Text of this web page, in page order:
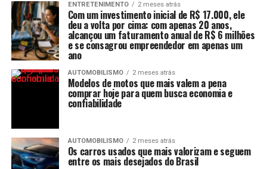
ENTRETENIMENTO 2 meses atrás
Com um investimento inicial de R$ 17.000, ele
deu a volta por cima: com apenas 20 anos,
alcançou um faturamento anual de R$ 6 milhões
e se consagrou empreendedor em apenas um
ano
AUTOMOBILISMO 2 meses atrás
Modelos de motos que mais valem a pena
comprar hoje para quem busca economia e
confiabilidade
AUTOMOBILISMO 2 meses atrás
Os carros usados que mais valorizam e seguem
entre os mais desejados do Brasil